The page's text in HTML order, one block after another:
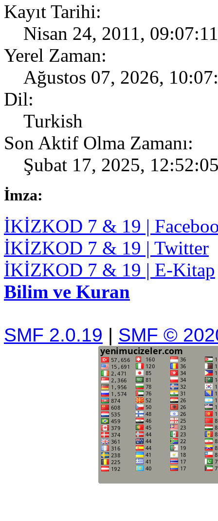
Kayıt Tarihi:
Nisan 24, 2011,
Yerel Zaman:
Ağustos 07, 2026,
Dil:
Turkish
Son Aktif Olma Zamanı:
Şubat 17, 2025,
İmza:
İKİZKOD 7 & 19 |
İKİZKOD 7 & 19 | Twitter
İKİZKOD 7 & 19 | E-Kitap
Bilim ve Kuran
SMF 2.0.19 | SMF ©